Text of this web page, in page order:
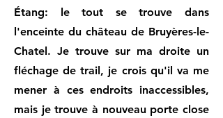
Étang: le tout se trouve dans
l'enceinte du château de Bruyères-le-
Chatel. Je trouve sur ma droite un
fléchage de trail, je crois qu'il va me
mener à ces endroits inaccessibles,
mais je trouve à nouveau porte close